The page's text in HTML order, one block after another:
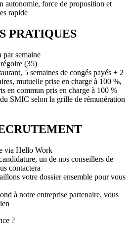
autonomie, force de proposition et
rapide
PRATIQUES
par semaine
(35)
5 semaines de congés payés + 2
mutuelle prise en charge à 100 %,
en commun pris en charge à 100 %
SMIC selon la grille de rémunération
via Hello Work
un de nos conseillers de
contactera
votre dossier ensemble pour vous
à notre entreprise partenaire, vous
?